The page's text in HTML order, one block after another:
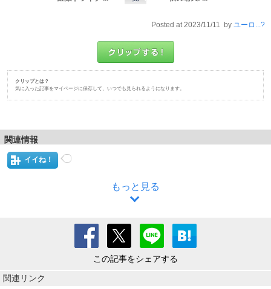
Posted at 2023/11/11 by ユーロ...?
クリップとは？
気に入った記事をマイページに保存して、いつでも見られるようになります。
関連情報
イイね！
もっと見る
この記事をシェアする
関連リンク